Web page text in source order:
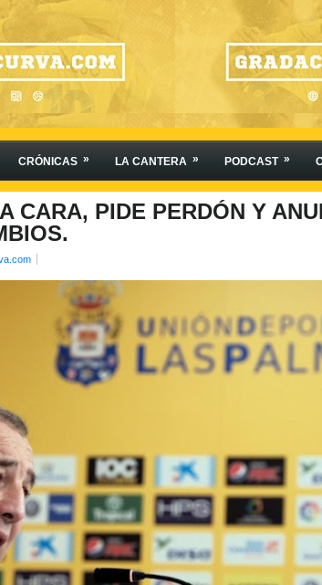
CRÓNICAS » LA CANTERA » PODCAST »
CARA, PIDE PERDÓN Y